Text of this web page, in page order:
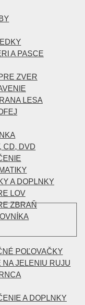
A PASCE
ZVER
LESA
CD, DVD
A DOPLNKY
LOV
ZBRAŇ
POĽOVAČKY
JELENIU RUJU
A DOPLNKY